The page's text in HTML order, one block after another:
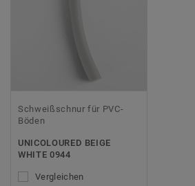
Schweißschnur für PVC-
Böden
UNICOLOURED BEIGE
WHITE 0944
Vergleichen